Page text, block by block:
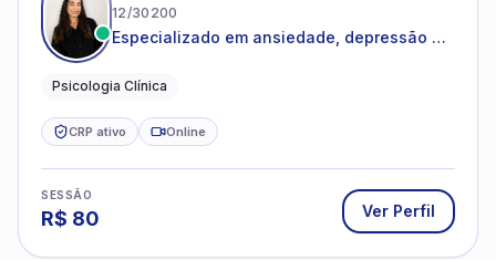
12/30200
Especializado em ansiedade, depressão e
Psicologia Clínica
CRP ativo Online
SESSÃO
R$ 80 Ver Perfil